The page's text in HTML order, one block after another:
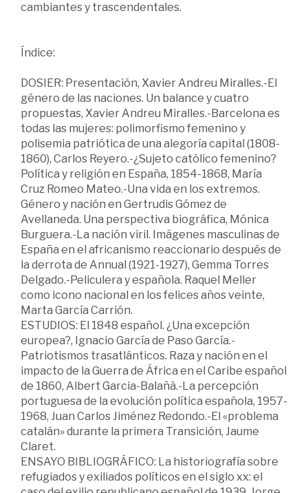
cambiantes y trascendentales.
Índice:
DOSIER: Presentación, Xavier Andreu Miralles.-El
género de las naciones. Un balance y cuatro
propuestas, Xavier Andreu Miralles.-Barcelona es
todas las mujeres: polimorfismo femenino y
polisemia patriótica de una alegoría capital (1808-
1860), Carlos Reyero.-¿Sujeto católico femenino?
Política y religión en España, 1854-1868, María
Cruz Romeo Mateo.-Una vida en los extremos.
Género y nación en Gertrudis Gómez de
Avellaneda. Una perspectiva biográfica, Mónica
Burguera.-La nación viril. Imágenes masculinas de
España en el africanismo reaccionario después de
la derrota de Annual (1921-1927), Gemma Torres
Delgado.-Peliculera y española. Raquel Meller
como icono nacional en los felices años veinte,
Marta García Carrión.
ESTUDIOS: El 1848 español. ¿Una excepción
europea?, Ignacio García de Paso García.-
Patriotismos trasatlánticos. Raza y nación en el
impacto de la Guerra de África en el Caribe español
de 1860, Albert Garcia-Balañà.-La percepción
portuguesa de la evolución política española, 1957-
1968, Juan Carlos Jiménez Redondo.-El «problema
catalán» durante la primera Transición, Jaume
Claret.
ENSAYO BIBLIOGRÁFICO: La historiografía sobre
refugiados y exiliados políticos en el siglo xx: el